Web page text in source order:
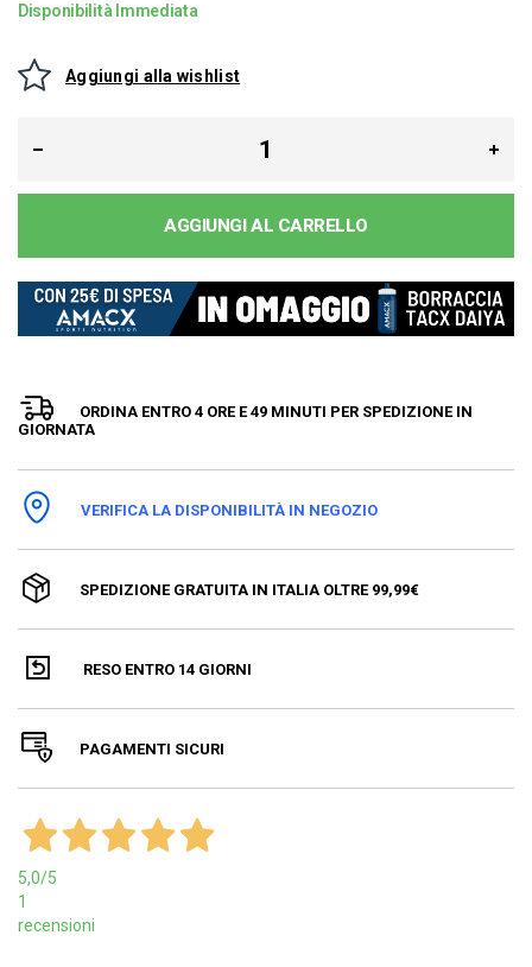
Disponibilità Immediata
Aggiungi alla wishlist
AGGIUNGI AL CARRELLO
ORDINA ENTRO 4 ORE E 49 MINUTI PER SPEDIZIONE IN
GIORNATA
VERIFICA LA DISPONIBILITÀ IN NEGOZIO
SPEDIZIONE GRATUITA IN ITALIA OLTRE 99,99€
RESO ENTRO 14 GIORNI
PAGAMENTI SICURI
5,0/5
1
recensioni